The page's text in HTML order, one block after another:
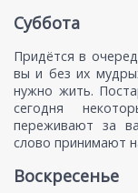
Суббота
Придётся в
вы и без их
нужно жить.
сегодня
переживают за
слово принимают
Воскресенье